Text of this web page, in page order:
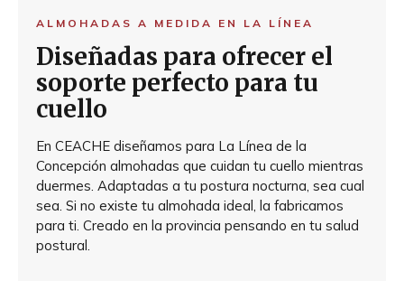
ALMOHADAS A MEDIDA EN LA LÍNEA
Diseñadas para ofrecer el
soporte perfecto para tu
cuello
En CEACHE diseñamos para La Línea de la
Concepción almohadas que cuidan tu cuello mientras
duermes. Adaptadas a tu postura nocturna, sea cual
sea. Si no existe tu almohada ideal, la fabricamos
para ti. Creado en la provincia pensando en tu salud
postural.